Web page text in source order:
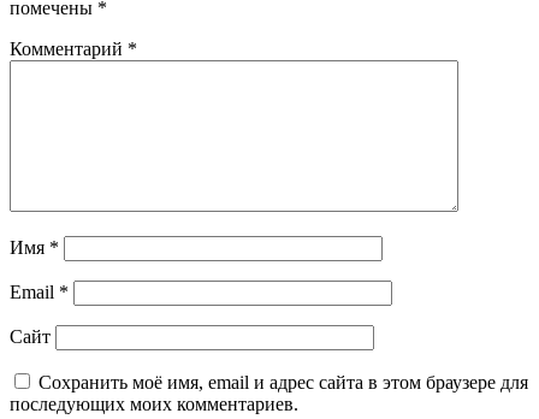
помечены *
Комментарий *
Имя *
Email *
Сайт
Сохранить моё имя, email и адрес сайта в этом браузере для
последующих моих комментариев.